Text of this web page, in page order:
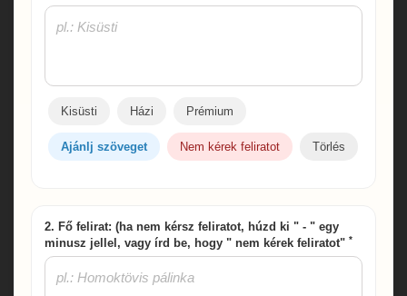
Kisüsti Házi Prémium
Ajánlj szöveget Nem kérek feliratot Törlés
2. Fő felirat: (ha nem kérsz feliratot, húzd ki " - " egy
minusz jellel, vagy írd be, hogy " nem kérek feliratot" *